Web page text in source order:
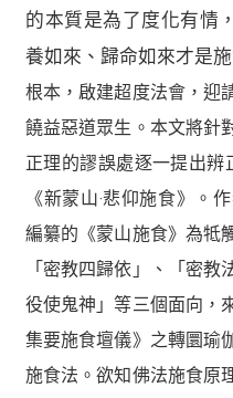
的本質是為了度化有情
養如來、歸命如來才是
根本，啟建超度法會，迎
饒益惡道眾生。本文將針
正理的謬誤處逐一提出
《新蒙山‧悲仰施食》。
編纂的《蒙山施食》為牴
「密教四歸依」、「密
役使鬼神」等三個面向，
集要施食壇儀》之轉圜瑜
施食法。欲知佛法施食原